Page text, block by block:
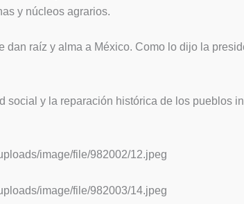
y núcleos agrarios.
raíz y alma a México. Como lo dijo la
social y la reparación histórica de los pueblos